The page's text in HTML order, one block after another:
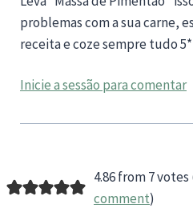
problemas com a sua carne,
receita e coze sempre tudo
Inicie a sessão para comentar
4.86 from 7 votes
comment)